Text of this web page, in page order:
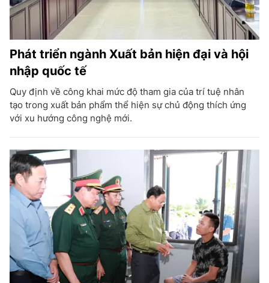
Phát triển ngành Xuất bản hiện đại và hội
nhập quốc tế
Quy định về công khai mức độ tham gia của trí tuệ nhân
tạo trong xuất bản phẩm thể hiện sự chủ động thích ứng
với xu hướng công nghệ mới.